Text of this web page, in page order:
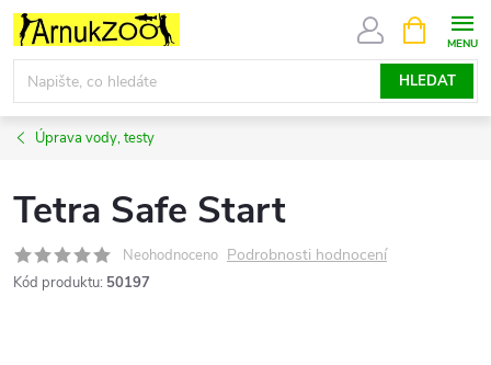
Přejít
obsah
HLEDAT
NÁKUPNÍ
KOŠÍK
Úprava vody, testy
Tetra Safe Start
Neohodnoceno Podrobnosti hodnocení
Kód produktu: 50197